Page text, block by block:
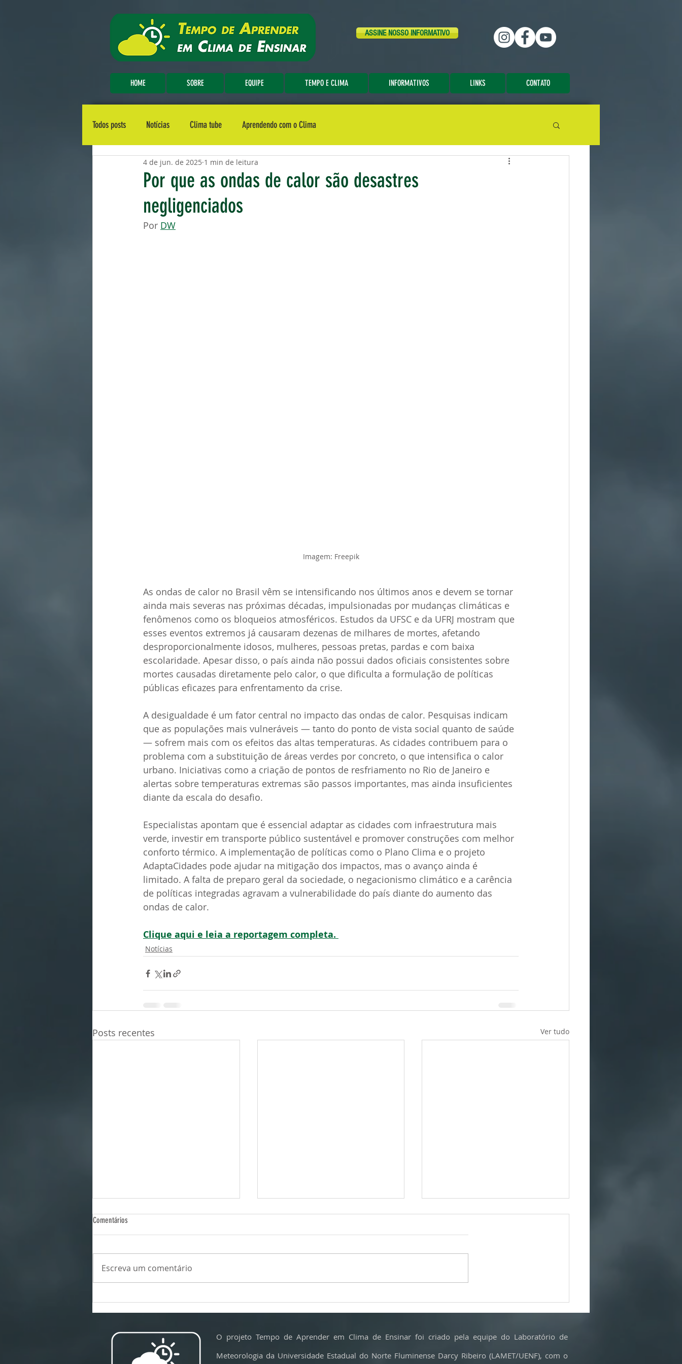
ASSINE NOSSO INFORMATIVO
HOME SOBRE EQUIPE TEMPO E CLIMA INFORMATIVOS LINKS CONTATO
Todos posts Notícias Clima tube Aprendendo com o Clima
Por que as ondas de calor são desastres
negligenciados
4 de jun. de 2025 1 min de leitura
Por DW
Imagem: Freepik
As ondas de calor no Brasil vêm se intensificando nos últimos anos e devem se tornar
ainda mais severas nas próximas décadas, impulsionadas por mudanças climáticas e
fenômenos como os bloqueios atmosféricos. Estudos da UFSC e da UFRJ mostram que
esses eventos extremos já causaram dezenas de milhares de mortes, afetando
desproporcionalmente idosos, mulheres, pessoas pretas, pardas e com baixa
escolaridade. Apesar disso, o país ainda não possui dados oficiais consistentes sobre
mortes causadas diretamente pelo calor, o que dificulta a formulação de políticas
públicas eficazes para enfrentamento da crise.
A desigualdade é um fator central no impacto das ondas de calor. Pesquisas indicam
que as populações mais vulneráveis — tanto do ponto de vista social quanto de saúde
— sofrem mais com os efeitos das altas temperaturas. As cidades contribuem para o
problema com a substituição de áreas verdes por concreto, o que intensifica o calor
urbano. Iniciativas como a criação de pontos de resfriamento no Rio de Janeiro e
alertas sobre temperaturas extremas são passos importantes, mas ainda insuficientes
diante da escala do desafio.
Especialistas apontam que é essencial adaptar as cidades com infraestrutura mais
verde, investir em transporte público sustentável e promover construções com melhor
conforto térmico. A implementação de políticas como o Plano Clima e o projeto
AdaptaCidades pode ajudar na mitigação dos impactos, mas o avanço ainda é
limitado. A falta de preparo geral da sociedade, o negacionismo climático e a carência
de políticas integradas agravam a vulnerabilidade do país diante do aumento das
ondas de calor.
Clique aqui e leia a reportagem completa.
Notícias
Posts recentes Ver tudo
Comentários
Escreva um comentário
O projeto Tempo de Aprender em Clima de Ensinar foi criado pela equipe do Laboratório de
Meteorologia da Universidade Estadual do Norte Fluminense Darcy Ribeiro (LAMET/UENF), com o